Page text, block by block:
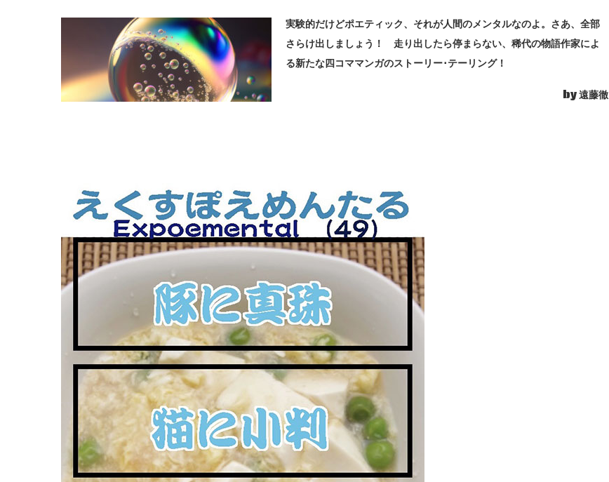
実験的だけどポエティック、それが人間のメンタルなのよ。さあ、全部
さらけ出しましょう！ 走り出したら停まらない、稀代の物語作家によ
る新たな四コママンガのストーリー･テーリング！
by 遠藤徹